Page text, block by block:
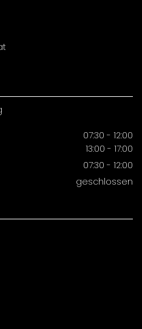
07:30 - 12:00
13:00 - 17:00
07:30 - 12:00
geschlossen